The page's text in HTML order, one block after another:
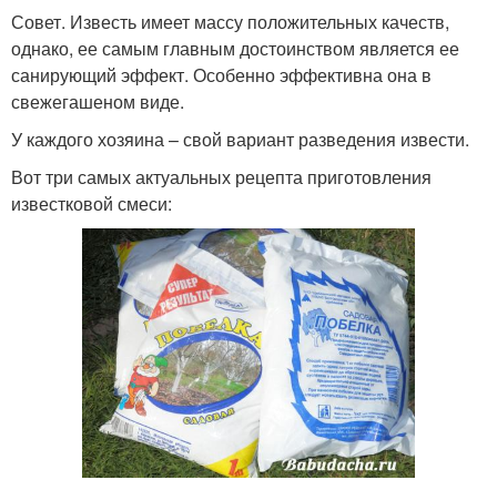
Совет. Известь имеет массу положительных качеств,
однако, ее самым главным достоинством является ее
санирующий эффект. Особенно эффективна она в
свежегашеном виде.
У каждого хозяина – свой вариант разведения извести.
Вот три самых актуальных рецепта приготовления
известковой смеси: